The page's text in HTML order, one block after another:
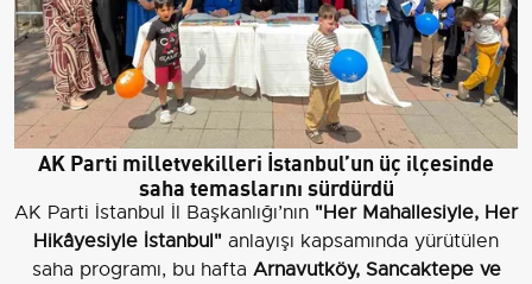
AK Parti milletvekilleri İstanbul’un üç ilçesinde
saha temaslarını sürdürdü
AK Parti İstanbul İl Başkanlığı’nın "Her Mahallesiyle, Her
Hikâyesiyle İstanbul" anlayışı kapsamında yürütülen
saha programı, bu hafta Arnavutköy, Sancaktepe ve